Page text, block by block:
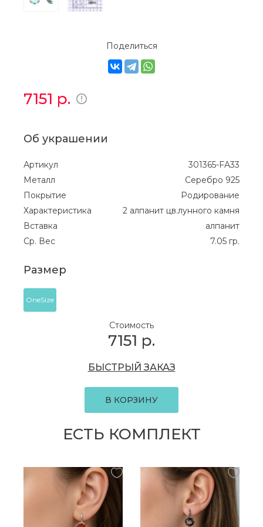
Поделиться
7151 р.
Об украшении
Артикул
301365-FA33
Металл
Серебро 925
Покрытие
Родирование
Характеристика
2 алпанит цв.лунного камня
Вставка
алпанит
Ср. Вес
7.05 гр.
Размер
OneSize
Стоимость
7151 р.
БЫСТРЫЙ ЗАКАЗ
В КОРЗИНУ
ЕСТЬ КОМПЛЕКТ